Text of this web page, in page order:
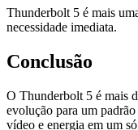
Thunderbolt 5 é mais
necessidade imediata.
Conclusão
O Thunderbolt 5 é mais
evolução para um
vídeo e energia em um